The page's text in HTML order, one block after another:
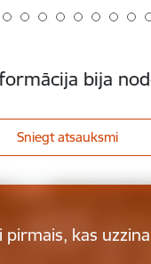
bija
Sniegt atsauksmi
pirmais, kas